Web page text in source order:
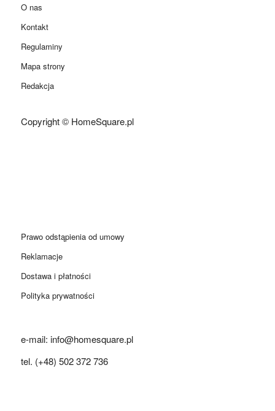
O nas
Kontakt
Regulaminy
Mapa strony
Redakcja
Copyright © HomeSquare.pl
Prawo odstąpienia od umowy
Reklamacje
Dostawa i płatności
Polityka prywatności
e-mail: info@homesquare.pl
tel. (+48) 502 372 736